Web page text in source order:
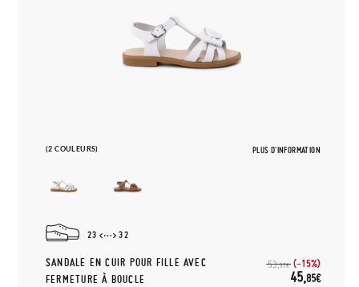
(2 COULEURS) PLUS D'INFORMATION
23 32
SANDALE EN CUIR POUR FILLE AVEC
FERMETURE À BOUCLE
53,95€ (-15%)
45,85€